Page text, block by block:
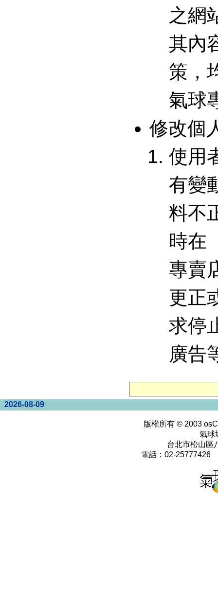
之網
其內
策，
氣球
修改個
使用
有變
料不
時在
專賣
更正
求停
廣告
2026-08-09
版權所有 © 2003
氣球
台北市松山區
電話：02-25777426